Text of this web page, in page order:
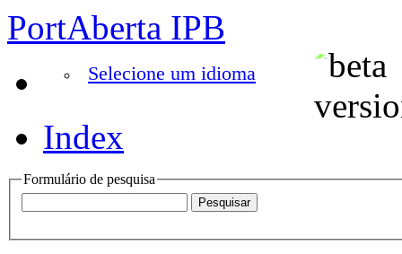
PortAberta IPB
Selecione um idioma
Index
Formulário de pesquisa